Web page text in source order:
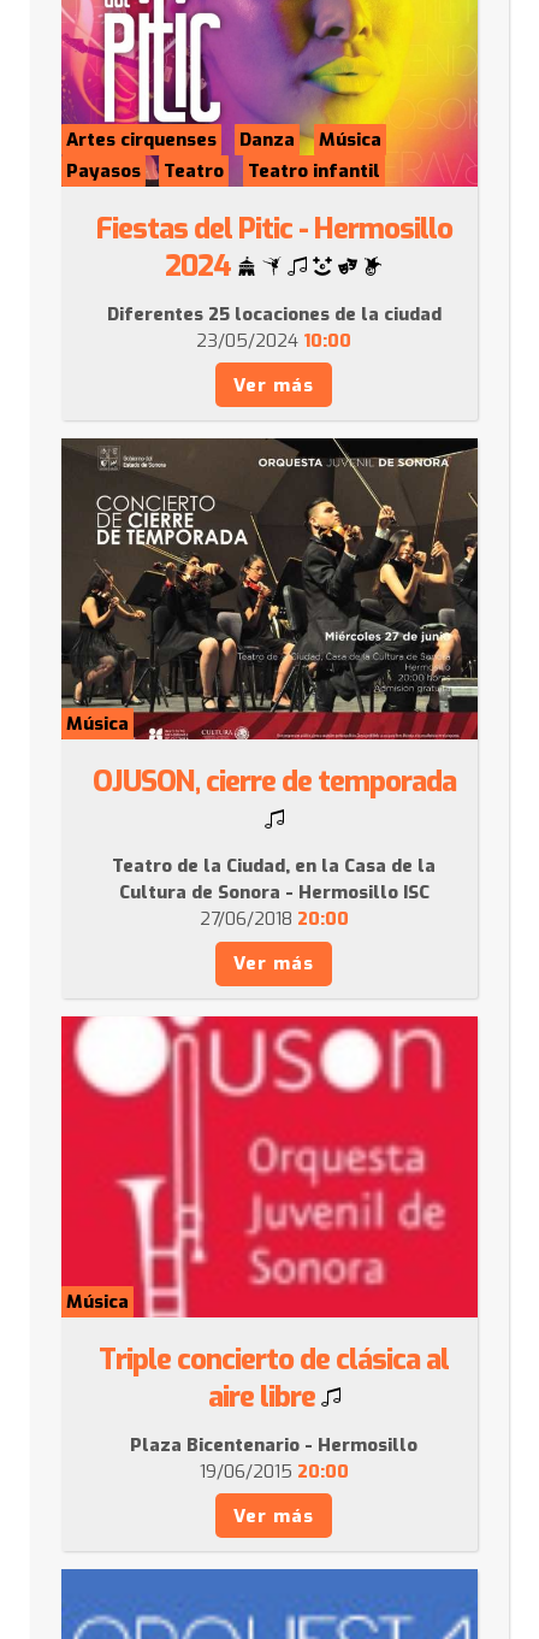
Artes cirquenses Danza
Música
Payasos
Teatro Teatro infantil
Fiestas del Pitic - Hermosillo
2024
Diferentes 25 locaciones de la ciudad
23/05/2024 10:00
Ver más
Música
OJUSON, cierre de temporada
Teatro de la Ciudad, en la Casa de la
Cultura de Sonora - Hermosillo ISC
27/06/2018 20:00
Ver más
Música
Triple concierto de clásica al
aire libre
Plaza Bicentenario - Hermosillo
19/06/2015 20:00
Ver más